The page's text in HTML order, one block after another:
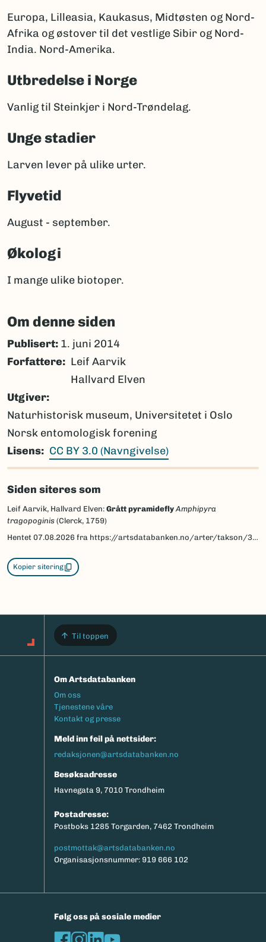
Europa, Lilleasia, Kaukasus, Midtøsten og Nord-
Afrika og østover til det vestlige Sibir og Nord-
India. Nord-Amerika.
Utbredelse i Norge
Vanlig til Steinkjer i Nord-Trøndelag.
Unge stadier
Larven lever på ulike urter.
Flyvetid
August - september.
Økologi
I mange ulike biotoper.
Om denne siden
Publisert: 1. juni 2014
Forfattere
Leif Aarvik
Hallvard Elven
Utgiver
Naturhistorisk museum, Universitetet i Oslo
Norsk entomologisk forening
Lisens
CC BY 3.0 (Navngivelse)
Siden siteres som
Leif Aarvik, Hallvard Elven: Grått pyramidefly Amphipyra
tragopoginis (Clerck, 1759)
Hentet 07.08.2026 fra https://artsdatabanken.no/arter/takson/30617/beskrivelse
Kopier sitering
Til toppen
Om Artsdatabanken
Footermeny
Om oss
Tjenestene våre
Kontakt og presse
Meld inn feil på nettsider:
redaksjonen@artsdatabanken.no
Besøksadresse
Havnegata 9, 7010 Trondheim
Postadresse:
Postboks 1285 Torgarden, 7462 Trondheim
postmottak@artsdatabanken.no
Organisasjonsnummer: 919 666 102
Følg oss på sosiale medier